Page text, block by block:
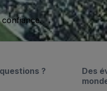
Des
?